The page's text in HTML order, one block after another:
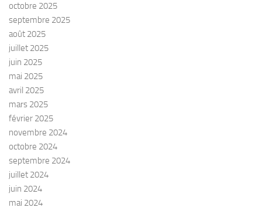
octobre 2025
septembre 2025
août 2025
juillet 2025
juin 2025
mai 2025
avril 2025
mars 2025
février 2025
novembre 2024
octobre 2024
septembre 2024
juillet 2024
juin 2024
mai 2024